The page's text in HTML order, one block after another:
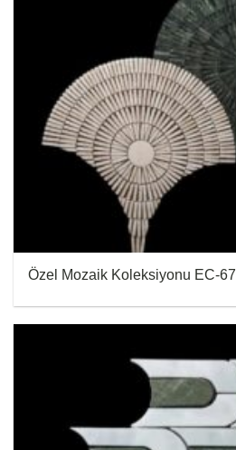
Özel Mozaik Koleksiyonu EC-67